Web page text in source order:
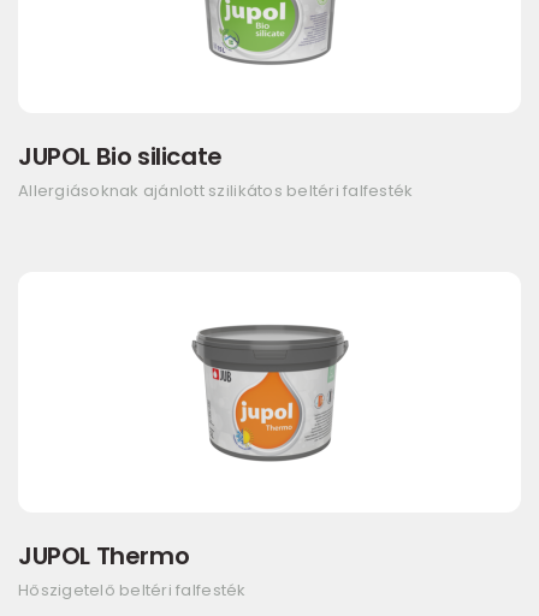
JUPOL Bio silicate
Allergiásoknak ajánlott szilikátos beltéri falfesték
JUPOL Thermo
Hőszigetelő beltéri falfesték